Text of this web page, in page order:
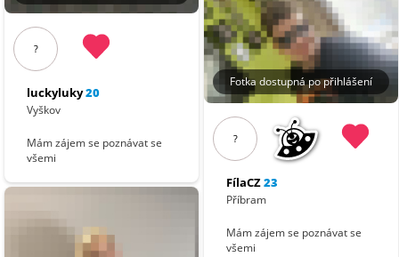
?
luckyluky20
Vyškov
Mám zájem se poznávat se
všemi
Fotka dostupná po přihlášení
?
FílaCZ23
Příbram
Mám zájem se poznávat se
všemi